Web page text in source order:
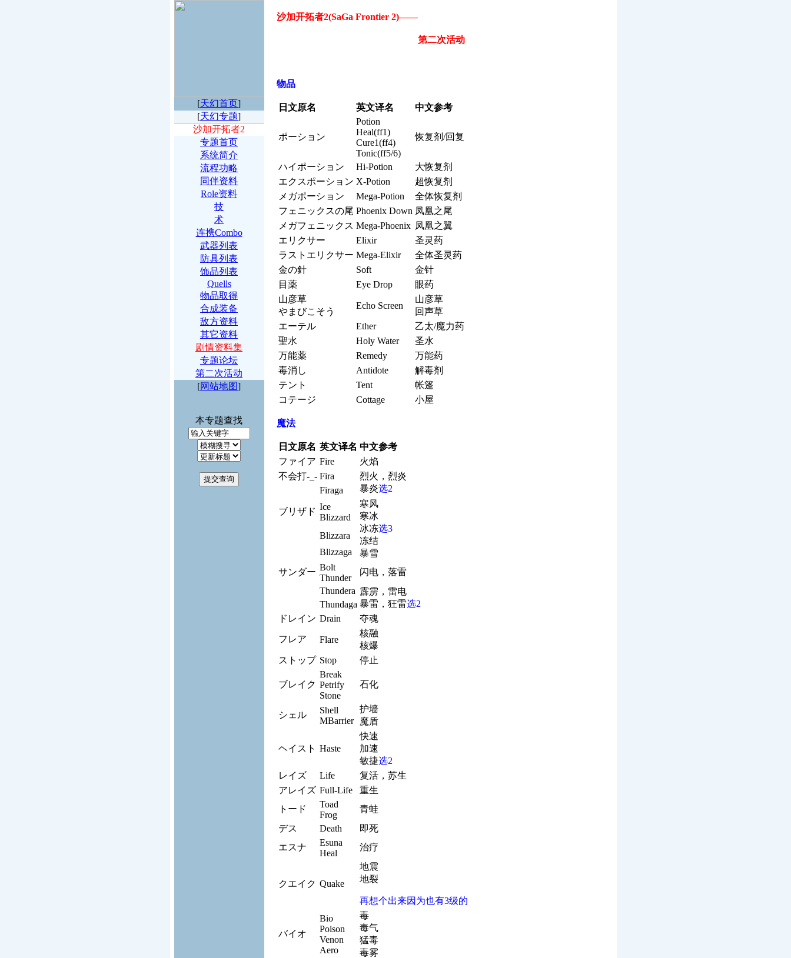
[天幻首页]
[天幻专题]
沙加开拓者2
专题首页
系统简介
流程功略
同伴资料
Role资料
技
术
连携Combo
武器列表
防具列表
饰品列表
Quells
物品取得
合成装备
敌方资料
其它资料
剧情资料集
专题论坛
第二次活动
[网站地图]
本专题查找
沙加开拓者2(SaGa Frontier 2)——
第二次活动
物品
日文原名 英文译名 中文参考
ポーション
Potion
Heal(ff1)
Cure1(ff4)
Tonic(ff5/6)
恢复剂/回复
ハイポーション Hi-Potion
大恢复剂
エクスポーション X-Potion
超恢复剂
メガポーション
Mega-Potion
全体恢复剂
フェニックスの尾 Phoenix Down 凤凰之尾
メガフェニックス Mega-Phoenix 凤凰之翼
エリクサー
Elixir
圣灵药
ラストエリクサー Mega-Elixir
全体圣灵药
金の針
Soft
金针
目薬
Eye Drop
眼药
山彦草
やまびこそう
Echo Screen
山彦草
回声草
エーテル
Ether
乙太/魔力药
聖水
Holy Water
圣水
万能薬
Remedy
万能药
毒消し
Antidote
解毒剂
テント
Tent
帐篷
コテージ
Cottage 小屋
魔法
日文原名 英文译名 中文参考
ファイア Fire
火焰
不会打-_- Fira
烈火，烈炎
暴炎选2
Firaga
ブリザド Ice
Blizzard
寒风
寒冰
冰冻选3
冻结
暴雪
Blizzara
Blizzaga
サンダー Bolt
Thunder
闪电，落雷
Thundera 霹雳，雷电
暴雷，狂雷选2
Thundaga
ドレイン Drain 夺魂
フレア Flare
核融
核爆
ストップ Stop 停止
ブレイク
Break
Petrify
Stone
石化
シェル
Shell
MBarrier
护墙
魔盾
ヘイスト Haste
快速
加速
敏捷选2
レイズ
Life
复活，苏生
アレイズ Full-Life
重生
トード
Toad
Frog
青蛙
デス
Death
即死
エスナ
Esuna
Heal
治疗
クエイク Quake
地震
地裂
再想个出来因为也有3级的
バイオ
Bio
Poison
Venon
Aero
毒
毒气
猛毒
毒雾